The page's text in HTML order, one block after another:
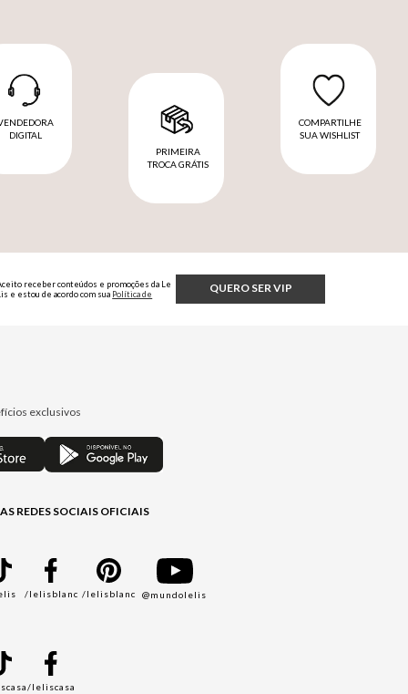
DIGITAL
PRIMEIRA
TROCA GRÁTIS
COMPARTILHE
SUA WISHLIST
QUERO SER VIP
receber conteúdos e promoções da Le
e estou de acordo com sua Política de
exclusivos
REDES SOCIAIS OFICIAIS
/lelisblanc /lelisblanc @mundolelis
/leliscasa